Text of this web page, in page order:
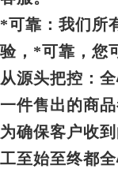
*可靠：我们所
验，*可靠，您
从源头把控：
一件售出的商
为确保客户收
工至始至终都